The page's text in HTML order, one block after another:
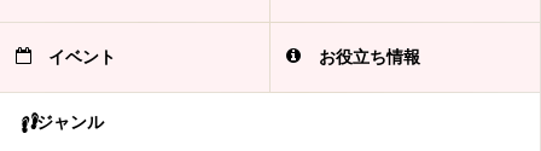
イベント お役立ち情報
ジャンル